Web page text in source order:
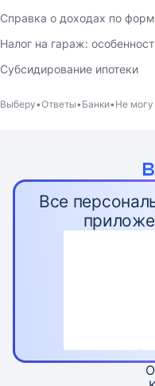
Справка о доходах по
Налог на гараж:
Субсидирование ипотеки
Выберу Ответы Банки Не могу
Все